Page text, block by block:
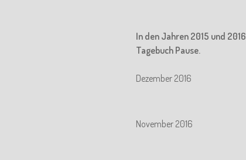
In den Jahren 2015 und
Tagebuch Pause.
Dezember 2016
November 2016